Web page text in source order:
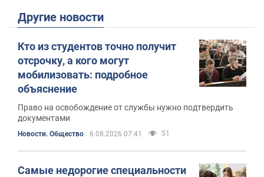
Другие новости
Кто из студентов точно получит
отсрочку, а кого могут
мобилизовать: подробное
объяснение
Право на освобождение от службы нужно подтвердить
документами
Новости. Общество 6.08.2026 07:41 51
Самые недорогие специальности